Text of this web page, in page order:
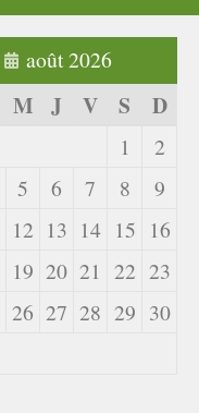
août 2026
M J V S D
1
2
5 6 7 8
9
12 13 14 15 16
19 20 21 22 23
26 27 28 29 30